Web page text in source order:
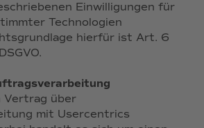
Einwilligungen für
Technologien
hierfür ist Art. 6
Vertrag über
mit Usercentrics